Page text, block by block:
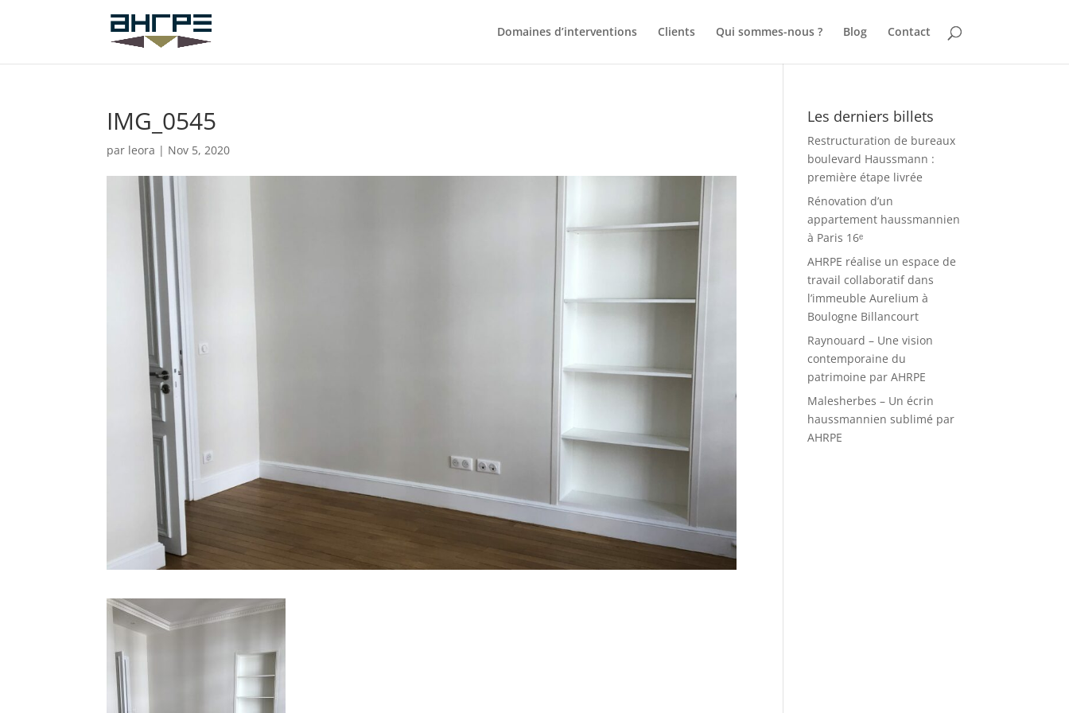
Domaines d’interventions Clients Qui sommes-nous ? Blog Contact
IMG_0545
par leora | Nov 5, 2020
Les derniers billets
Restructuration de bureaux
boulevard Haussmann :
première étape livrée
Rénovation d’un
appartement haussmannien
à Paris 16ᵉ
AHRPE réalise un espace de
travail collaboratif dans
l’immeuble Aurelium à
Boulogne Billancourt
Raynouard – Une vision
contemporaine du
patrimoine par AHRPE
Malesherbes – Un écrin
haussmannien sublimé par
AHRPE